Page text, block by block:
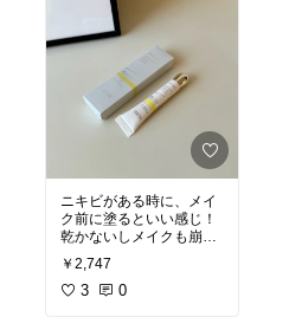
ニキビがある時に、メイ
ク前に塗るといい感じ！
乾かないしメイクも崩れ
にくくなります✨
#オリジナル写真
￥2,747
3 0